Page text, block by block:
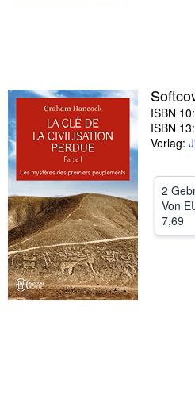
Hilfe
ISBN
ISBN
Verlag:
2
Von
7,69